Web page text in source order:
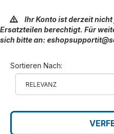
Ihr Konto ist derzeit
Ersatzteilen berechtigt. Für
sich bitte an:
Sortieren Nach: